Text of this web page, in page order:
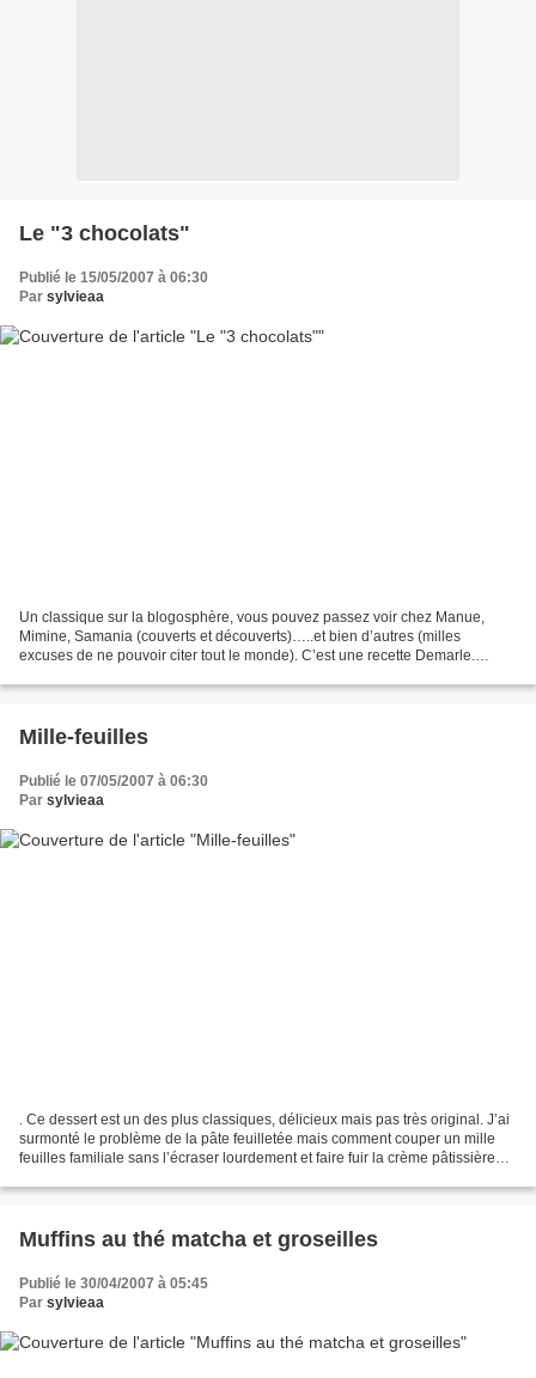
Le "3 chocolats"
Publié le 15/05/2007 à 06:30
Par sylvieaa
Un classique sur la blogosphère, vous pouvez passez voir chez Manue,
Mimine, Samania (couverts et découverts)…..et bien d’autres (milles
excuses de ne pouvoir citer tout le monde). C’est une recette Demarle.
Mille-feuilles
Publié le 07/05/2007 à 06:30
Par sylvieaa
. Ce dessert est un des plus classiques, délicieux mais pas très original. J’ai
surmonté le problème de la pâte feuilletée mais comment couper un mille
feuilles familiale sans l’écraser lourdement et faire fuir la crème pâtissière
Muffins au thé matcha et groseilles
Publié le 30/04/2007 à 05:45
Par sylvieaa